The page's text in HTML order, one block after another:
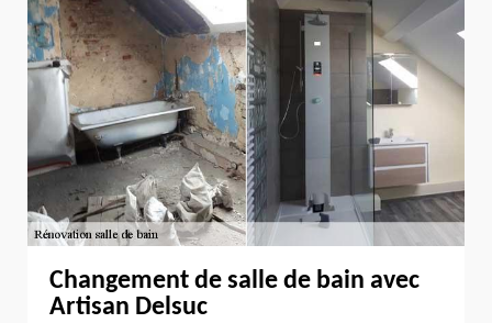
Changement de salle de bain avec
Artisan Delsuc